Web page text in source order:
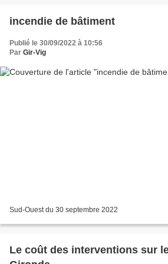
incendie de bâtiment
Publié le 30/09/2022 à 10:56
Par Gir-Vig
Sud-Ouest du 30 septembre 2022
Le coût des interventions sur